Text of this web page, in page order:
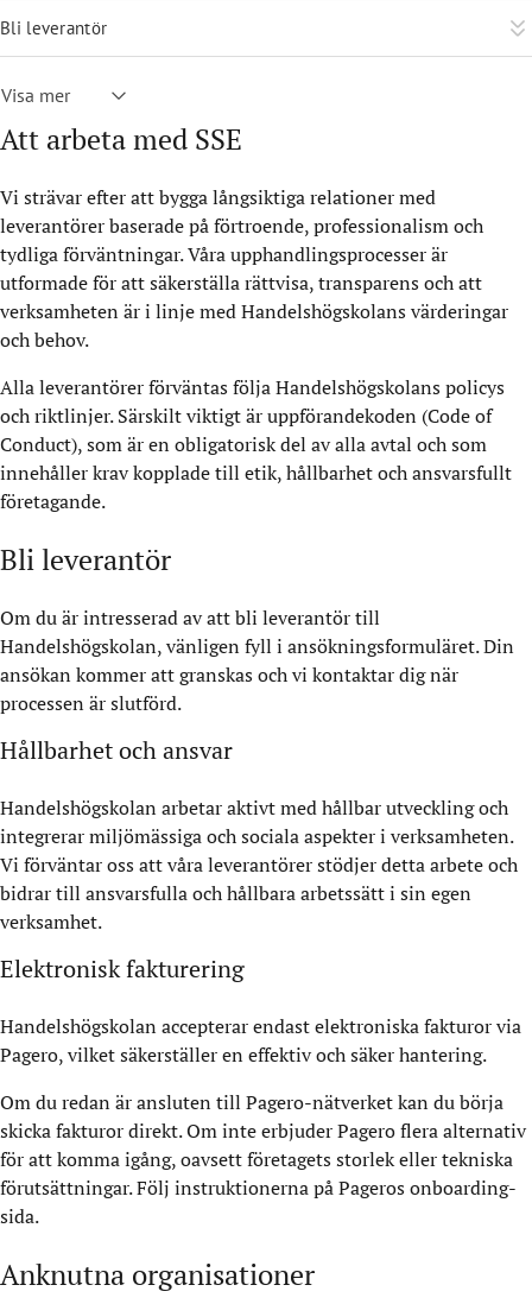
Att arbeta med SSE
Vi strävar efter att bygga långsiktiga relationer med
leverantörer baserade på förtroende, professionalism och
tydliga förväntningar. Våra upphandlingsprocesser är
utformade för att säkerställa rättvisa, transparens och att
verksamheten är i linje med Handelshögskolans värderingar
och behov.
Alla leverantörer förväntas följa Handelshögskolans policys
och riktlinjer. Särskilt viktigt är uppförandekoden (Code of
Conduct), som är en obligatorisk del av alla avtal och som
innehåller krav kopplade till etik, hållbarhet och ansvarsfullt
företagande.
Bli leverantör
Om du är intresserad av att bli leverantör till
Handelshögskolan, vänligen fyll i ansökningsformuläret. Din
ansökan kommer att granskas och vi kontaktar dig när
processen är slutförd.
Hållbarhet och ansvar
Handelshögskolan arbetar aktivt med hållbar utveckling och
integrerar miljömässiga och sociala aspekter i verksamheten.
Vi förväntar oss att våra leverantörer stödjer detta arbete och
bidrar till ansvarsfulla och hållbara arbetssätt i sin egen
verksamhet.
Elektronisk fakturering
Handelshögskolan accepterar endast elektroniska fakturor via
Pagero, vilket säkerställer en effektiv och säker hantering.
Om du redan är ansluten till Pagero-nätverket kan du börja
skicka fakturor direkt. Om inte erbjuder Pagero flera alternativ
för att komma igång, oavsett företagets storlek eller tekniska
förutsättningar. Följ instruktionerna på Pageros onboarding-
sida.
Anknutna organisationer
Bli leverantör
Visa mer